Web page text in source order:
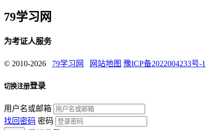
79学习网
为考证人服务
© 2010-2026 79学习网 网站地图 豫ICP备2022004233号-1
切换注册登录
用户名或邮箱
找回密码 密码